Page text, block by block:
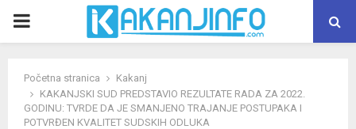
PRIMARY
Početna stranica
Kakanj
KAKANJSKI SUD PREDSTAVIO REZULTATE RADA ZA 2022.
GODINU: TVRDE DA JE SMANJENO TRAJANJE POSTUPAKA I
POTVRĐEN KVALITET SUDSKIH ODLUKA